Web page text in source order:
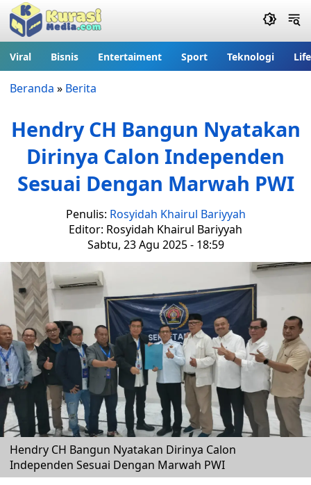
Viral Bisnis Entertaiment Sport Teknologi
Beranda » Berita
Hendry CH Bangun Nyatakan
Dirinya Calon Independen
Sesuai Dengan Marwah PWI
Penulis: Rosyidah Khairul Bariyyah
Editor: Rosyidah Khairul Bariyyah
Sabtu, 23 Agu 2025 - 18:59
Hendry CH Bangun Nyatakan Dirinya Calon
Independen Sesuai Dengan Marwah PWI